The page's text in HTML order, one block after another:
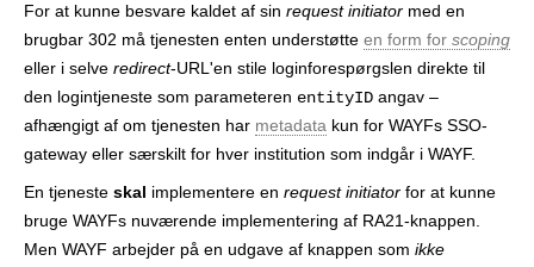
For at kunne besvare kaldet af sin request initiator med en
brugbar 302 må tjenesten enten understøtte en form for scoping
eller i selve redirect-URL'en stile loginforespørgslen direkte til
den logintjeneste som parameteren entityID angav –
afhængigt af om tjenesten har metadata kun for WAYFs SSO-
gateway eller særskilt for hver institution som indgår i WAYF.
En tjeneste skal implementere en request initiator for at kunne
bruge WAYFs nuværende implementering af RA21-knappen.
Men WAYF arbejder på en udgave af knappen som ikke